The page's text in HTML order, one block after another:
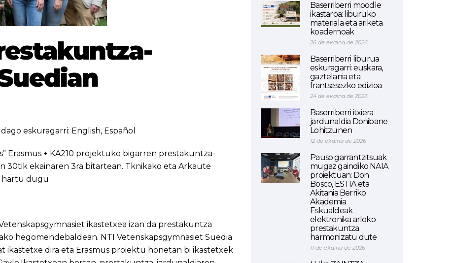
eskuragarri: English, Español
Erasmus + KA210 projektuko bigarren prestakuntza-
30tik ekainaren 3ra bitartean. Tknikako eta Arkaute
hartu dugu
ikastetxea izan da prestakuntza
hegomendebaldean. NTI Vetenskapsgymnasiet Suedia
ikastetxe dira eta Erasmus proiektu honetan bi ikastetxek
Baserriberri moodle
ikastaroa: liburuko
materiala eta ariketa
koadernoak
26 de ekaina de 2026
Baserriberri liburua
eskuragarri: euskara,
gaztelania eta
frantsesezko edizioa
24 de ekaina de 2026
Baserriberri itxiera
jardunaldia Donibane
Lohitzunen
12 de ekaina de 2026
Pauso garrantzitsuak
mugaz gaindiko NAIA
proiektuan: Don
Bosco, ESTIA eta
Akitania Berriko
Akademia
Eskualdeak
elektronika arloko
prestakuntza
harmonizatu dute
11 de ekaina de 2026